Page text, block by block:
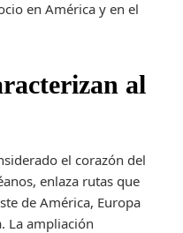
en América y en el
al
el corazón del
enlaza rutas que
de América, Europa
La ampliación